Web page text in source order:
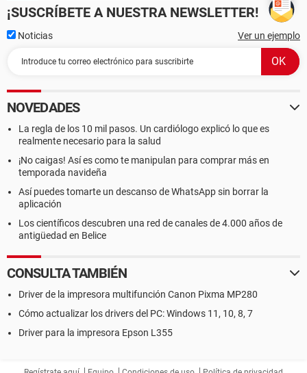
¡SUSCRÍBETE A NUESTRA NEWSLETTER!
Noticias Ver un ejemplo
NOVEDADES
La regla de los 10 mil pasos. Un cardiólogo explicó lo que es
realmente necesario para la salud
¡No caigas! Así es como te manipulan para comprar más en
temporada navideña
Así puedes tomarte un descanso de WhatsApp sin borrar la
aplicación
Los científicos descubren una red de canales de 4.000 años de
antigüedad en Belice
CONSULTA TAMBIÉN
Driver de la impresora multifunción Canon Pixma MP280
Cómo actualizar los drivers del PC: Windows 11, 10, 8, 7
Driver para la impresora Epson L355